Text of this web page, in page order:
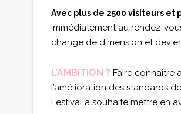
Avec plus de 2500 visiteurs et
immédiatement au rendez-
change de dimension et
L’AMBITION ? Faire connaître
l’amélioration des standards
Festival a souhaité mettre en